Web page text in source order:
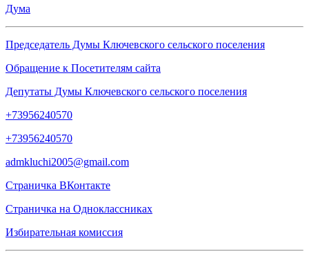
Дума
Председатель Думы Ключевского сельского поселения
Обращение к Посетителям сайта
Депутаты Думы Ключевского сельского поселения
+73956240570
+73956240570
admkluchi2005@gmail.com
Страничка ВКонтакте
Страничка на Одноклассниках
Избирательная комиссия